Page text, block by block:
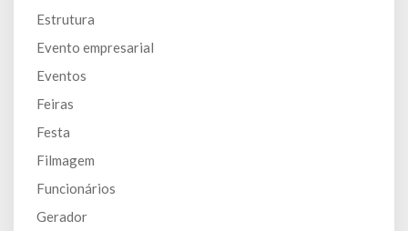
Estrutura
Evento empresarial
Eventos
Feiras
Festa
Filmagem
Funcionários
Gerador